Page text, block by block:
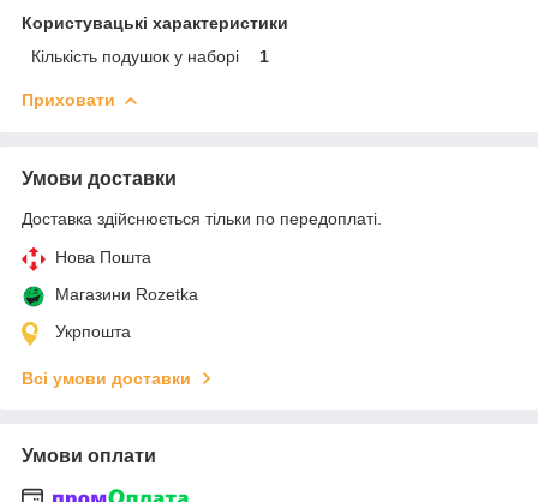
Користувацькі характеристики
Кількість подушок у наборі
1
Приховати
Умови доставки
Доставка здійснюється тільки по передоплаті.
Нова Пошта
Магазини Rozetka
Укрпошта
Всі умови доставки
Умови оплати